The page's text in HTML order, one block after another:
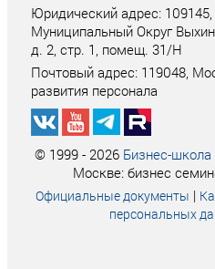
Юридический адрес:
Муниципальный Округ
д. 2, стр. 1, помещ. 31/Н
Почтовый адрес: 119048,
развития персонала
© 1999 - 2026 Бизнес-школа
Москве: бизнес
Официальные документы |
персональных